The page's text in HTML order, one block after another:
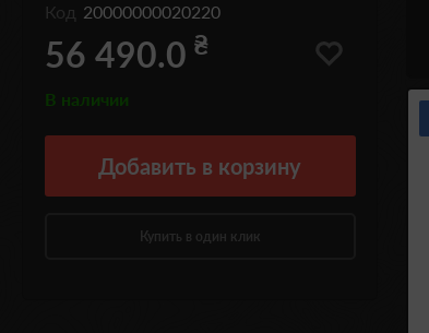
Код 20000000020220
56 490.0 ₴
В наличии
Добавить в корзину
Купить в один клик